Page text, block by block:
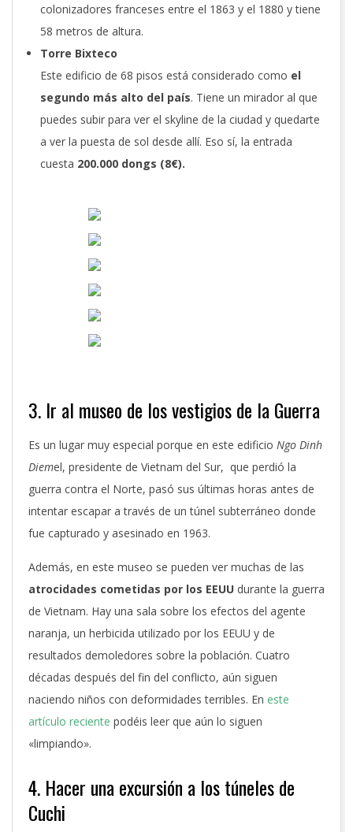
colonizadores franceses entre el 1863 y el 1880 y tiene
58 metros de altura.
Torre Bixteco
Este edificio de 68 pisos está considerado como el
segundo más alto del país. Tiene un mirador al que
puedes subir para ver el skyline de la ciudad y quedarte
a ver la puesta de sol desde allí. Eso sí, la entrada
cuesta 200.000 dongs (8€).
3. Ir al museo de los vestigios de la Guerra
Es un lugar muy especial porque en este edificio Ngo Dinh
Diemel, presidente de Vietnam del Sur, que perdió la
guerra contra el Norte, pasó sus últimas horas antes de
intentar escapar a través de un túnel subterráneo donde
fue capturado y asesinado en 1963.
Además, en este museo se pueden ver muchas de las
atrocidades cometidas por los EEUU durante la guerra
de Vietnam. Hay una sala sobre los efectos del agente
naranja, un herbicida utilizado por los EEUU y de
resultados demoledores sobre la población. Cuatro
décadas después del fin del conflicto, aún siguen
naciendo niños con deformidades terribles. En este
artículo reciente podéis leer que aún lo siguen
«limpiando».
4. Hacer una excursión a los túneles de
Cuchi